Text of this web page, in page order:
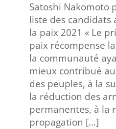
Satoshi Nakomoto
liste des candidats
la paix 2021 « Le
paix récompense
la communauté
mieux contribué
des peuples, à la
la réduction des
permanentes, à la
propagation […]